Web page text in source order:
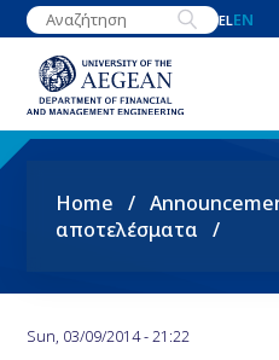
Skip
to
content
ELEN
Breadcrumb
Home
αποτελέσματα
Sun, 03/09/2014 - 21:22